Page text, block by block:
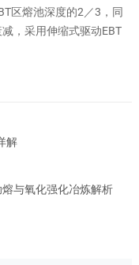
区熔池深度的2／3，同
，采用伸缩式驱动EBT
解
与氧化强化冶炼解析